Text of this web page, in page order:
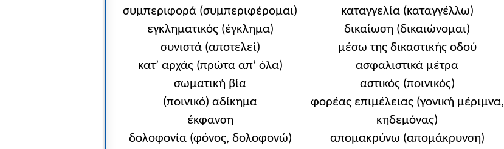
συμπεριφορά (συμπεριφέρομαι)
εγκληματικός (έγκλημα)
συνιστά (αποτελεί)
κατ’ αρχάς (πρώτα απ’ όλα)
σωματική βία
(ποινικό) αδίκημα
έκφανση
δολοφονία (φόνος, δολοφονώ)
καταγγελία (καταγγέλλω)
δικαίωση (δικαιώνομαι)
μέσω της δικαστικής οδού
ασφαλιστικά μέτρα
αστικός (ποινικός)
φορέας επιμέλειας (γονική μέριμνα,
κηδεμόνας)
απομακρύνω (απομάκρυνση)